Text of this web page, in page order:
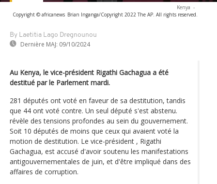
Kenya -
Copyright © africanews Brian Inganga/Copyright 2022 The AP. All rights reserved.
By Laetitia Lago Dregnounou
Dernière MAJ: 09/10/2024
Au Kenya, le vice-président Rigathi Gachagua a été
destitué par le Parlement mardi.
281 députés ont voté en faveur de sa destitution, tandis
que 44 ont voté contre. Un seul député s'est abstenu.
révèle des tensions profondes au sein du gouvernement.
Soit 10 députés de moins que ceux qui avaient voté la
motion de destitution. Le vice-président , Rigathi
Gachagua, est accusé d'avoir soutenu les manifestations
antigouvernementales de juin, et d'être impliqué dans des
affaires de corruption.